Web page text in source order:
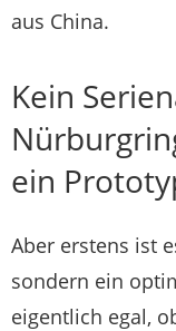
aus China.
Kein
ein
Aber erstens ist
sondern ein
eigentlich egal,